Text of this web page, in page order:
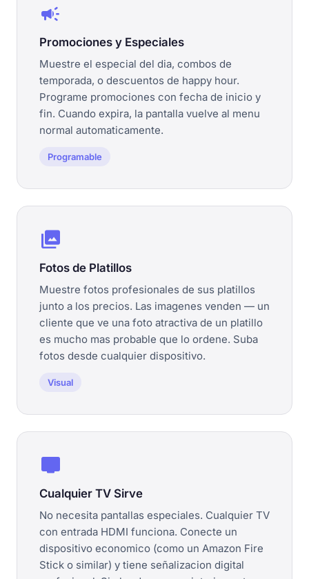
campaign
Promociones y Especiales
Muestre el especial del dia, combos de
temporada, o descuentos de happy hour.
Programe promociones con fecha de inicio y
fin. Cuando expira, la pantalla vuelve al menu
normal automaticamente.
Programable
photo_library
Fotos de Platillos
Muestre fotos profesionales de sus platillos
junto a los precios. Las imagenes venden — un
cliente que ve una foto atractiva de un platillo
es mucho mas probable que lo ordene. Suba
fotos desde cualquier dispositivo.
Visual
tv
Cualquier TV Sirve
No necesita pantallas especiales. Cualquier TV
con entrada HDMI funciona. Conecte un
dispositivo economico (como un Amazon Fire
Stick o similar) y tiene señalizacion digital